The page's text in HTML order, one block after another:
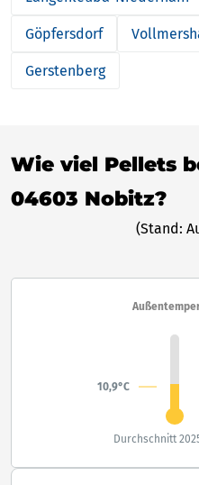
Göpfersdorf
Gerstenberg
Wie viel Pellets
04603 Nobitz?
(Stand:
10,9°C
Durchschnitt